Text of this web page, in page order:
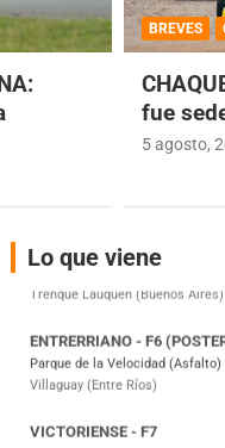
BREVES
fue
5 agosto,
Lo que viene
08/09-AGO
IAME SERIES ARGENTINA 6
Ramiro Tot (Asfalto)
Parque de la Velocidad (Asfalto)
El Cerro (Tierra)
Victoria (Entre Ríos)
Moto Club Reginense (Tierra)